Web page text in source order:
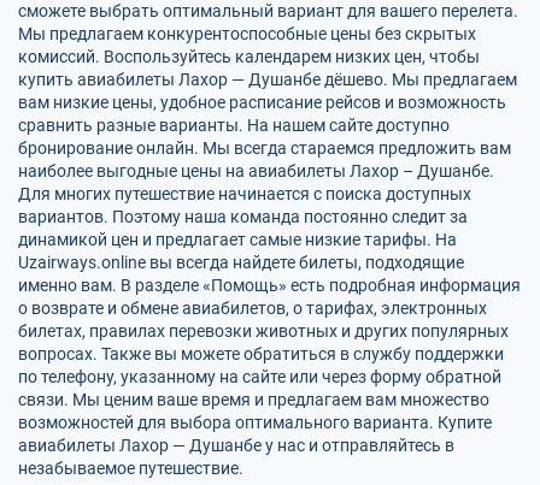
сможете выбрать оптимальный вариант для вашего перелета.
Мы предлагаем конкурентоспособные цены без скрытых
комиссий. Воспользуйтесь календарем низких цен, чтобы
купить авиабилеты Лахор — Душанбе дёшево. Мы предлагаем
вам низкие цены, удобное расписание рейсов и возможность
сравнить разные варианты. На нашем сайте доступно
бронирование онлайн. Мы всегда стараемся предложить вам
наиболее выгодные цены на авиабилеты Лахор – Душанбе.
Для многих путешествие начинается с поиска доступных
вариантов. Поэтому наша команда постоянно следит за
динамикой цен и предлагает самые низкие тарифы. На
Uzairways.online вы всегда найдете билеты, подходящие
именно вам. В разделе «Помощь» есть подробная информация
о возврате и обмене авиабилетов, о тарифах, электронных
билетах, правилах перевозки животных и других популярных
вопросах. Также вы можете обратиться в службу поддержки
по телефону, указанному на сайте или через форму обратной
связи. Мы ценим ваше время и предлагаем вам множество
возможностей для выбора оптимального варианта. Купите
авиабилеты Лахор — Душанбе у нас и отправляйтесь в
незабываемое путешествие.